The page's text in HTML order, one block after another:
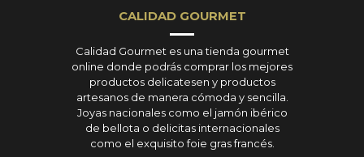
CALIDAD GOURMET
Calidad Gourmet es una tienda gourmet
online donde podrás comprar los mejores
productos delicatesen y productos
artesanos de manera cómoda y sencilla.
Joyas nacionales como el jamón ibérico
de bellota o delicitas internacionales
como el exquisito foie gras francés.